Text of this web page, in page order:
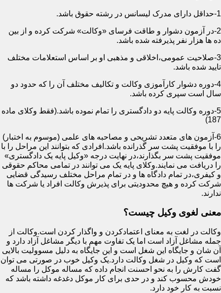
1-حداقل دارای مدرک لیسانس در رشته حقوق باشد.
2-در آزمون دشوار و طاقت فرسای «وکالت» شرکت کرده و از بین
ده ها هزار نفر پذیرفته شده باشد.
3-صلاحیت عمومی،اخلاقی و مذهبی او بر اساس استعلامات مختلف
تایید شده باشد.
4-دوره دشوار کارآموزی وکالت و تکالیف مختلف آن را که حدود دو
سال است سپری کرده باشد.
5-دوره وکالت پایه دو دادگستری را تمام نموده باشد.(فقط وکلای ماده
187)
6-آزمون های متعدد تشریحی و مصاحبه های علمی (موسوم به اختبار)
را با موفقیت پشت سر گذرانده باشد.افرادی که بتوانند این مراحل را با
موفقیت پشت سر بگذارند،در نهایت درجه «وکیل پایه یک دادگستری»
را دریافت می نمایند.وکلای پایه یک می توانند در تمامی محاکم حقوقی
و کیفری،در تمام دادگاه ها و در تمام مراحل مختلف رسیدگی قضایی
شرکت کرده و هیچ محدودیتی برای پذیرش وکالت افراد یا شرکت ها
ندارند.
معنی لغوی وکیل چیست؟
وکالت در لغت به معنای اعتمادکردن و واگذار کردن است.وکالت از
جمله مشاغل آزاد است اما یک تفاوت مهم با دیگر مشاغل آزاد دارد و
آن شان و جایگاه این شغل است و این جایگاه به دلیل مسوولیت بالایی
است که وکیل در شغل وکالت دارد.یک وکیل خوب در صورتی می توان
گفت کارش را به نحو احسنت انجام داده که مساله موکل را مساله
خودش محسوب کند و در حدی برای کار موکل دغدغه داشته باشد که
نسبت به کار خود دارد.